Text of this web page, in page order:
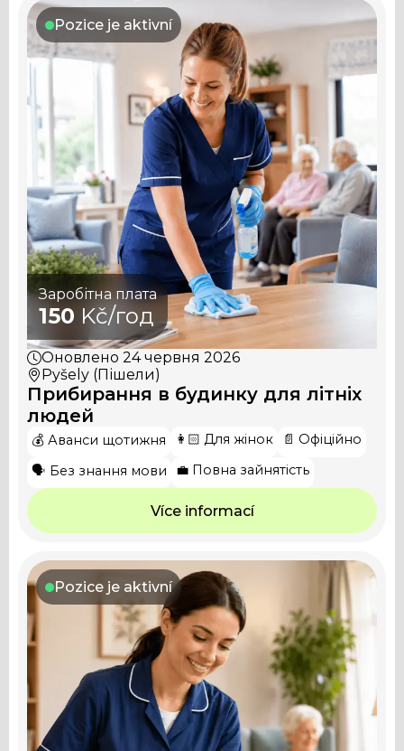
Pozice je aktivní
Заробітна плата
150 Kč/год
Оновлено 24 червня 2026
Pyšely (Пішели)
Прибирання в будинку для літніх
людей
💰 Аванси щотижня 👩🏻 Для жінок
📄 Офіційно
🗣️ Без знання мови
💼 Повна зайнятість
Více informací
Pozice je aktivní